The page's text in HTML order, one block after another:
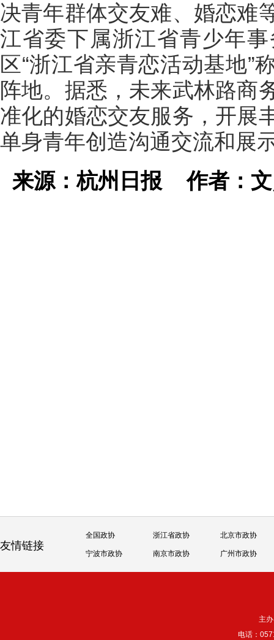
决青年群体交友难、婚恋难
江省委下属浙江省青少年
区“浙江省亲青恋活动基地”
阵地。据悉，未来武林路商
准化的婚恋交友服务，开展
单身青年创造沟通交流和展
来源：杭州日报作者：
友情链接
全国政协 浙江省政协 北京市政协
宁波市政协 南京市政协 广州市政协
主
电话：